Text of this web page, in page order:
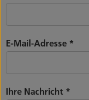
E-Mail-Adresse *
Ihre Nachricht *